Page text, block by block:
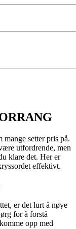
setter pris på.
utfordrende, men
klare det. Her er
effektivt.
er det lurt å nøye
for å forstå
opp med